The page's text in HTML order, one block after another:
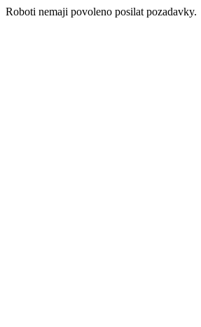
Roboti nemaji povoleno posilat pozadavky.